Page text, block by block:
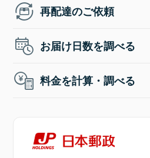
再配達のご依頼
お届け日数を調べる
料金を計算・調べる